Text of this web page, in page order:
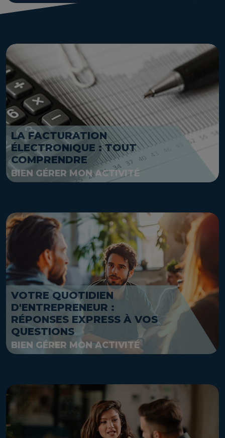
LA FACTURATION
ÉLECTRONIQUE : TOUT
COMPRENDRE
BIEN GÉRER MON ACTIVITÉ
VOTRE QUOTIDIEN
D'ENTREPRENEUR :
RÉPONSES EXPRESS À VOS
QUESTIONS
BIEN GÉRER MON ACTIVITÉ